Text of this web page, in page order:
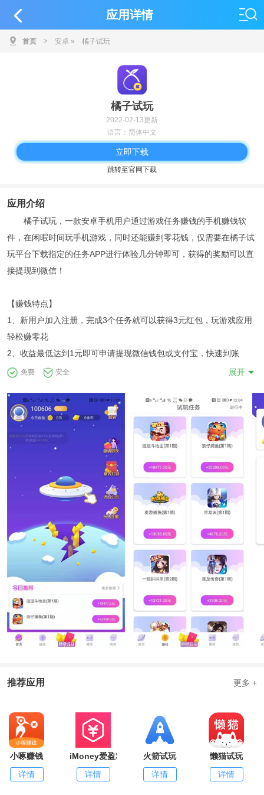
应用详情
首页 > 安卓 » 橘子试玩
橘子试玩
2022-02-13更新
语言：简体中文
立即下载
跳转至官网下载
应用介绍
橘子试玩，一款安卓手机用户通过游戏任务赚钱的手机赚钱软
件，在闲暇时间玩手机游戏，同时还能赚到零花钱，仅需要在橘子试
玩平台下载指定的任务APP进行体验几分钟即可，获得的奖励可以直
接提现到微信！
【赚钱特点】
1、新用户加入注册，完成3个任务就可以获得3元红包，玩游戏应用
轻松赚零花
2、收益最低达到1元即可申请提现微信钱包或支付宝，快速到账
免费 安全 展开
推荐应用 更多 +
小啄赚钱
详情
iMoney爱盈利
详情
火箭试玩
详情
懒猫试玩
详情